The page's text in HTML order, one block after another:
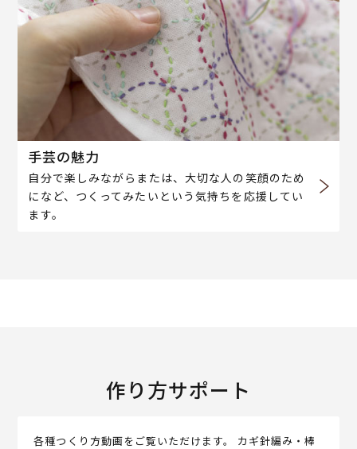
手芸の魅力
自分で楽しみながらまたは、大切な人の笑顔のため
になど、つくってみたいという気持ちを応援してい
ます。
作り方サポート
各種つくり方動画をご覧いただけます。 カギ針編み・棒